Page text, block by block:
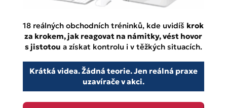
18 reálných obchodních tréninků, kde uvidíš krok
za krokem, jak reagovat na námitky, vést hovor
s jistotou a získat kontrolu i v těžkých situacích.
Krátká videa. Žádná teorie. Jen reálná praxe
uzavírače v akci.